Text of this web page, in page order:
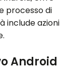
processo di
include azioni
Android